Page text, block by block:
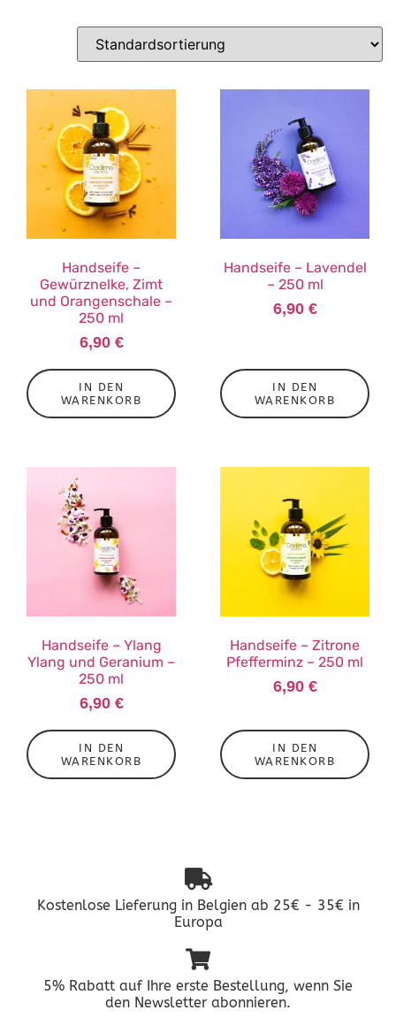
Handseife –
Gewürznelke, Zimt
und Orangenschale –
250 ml
6,90 €
IN DEN
WARENKORB
Handseife – Lavendel
– 250 ml
6,90 €
IN DEN
WARENKORB
Handseife – Ylang
Ylang und Geranium –
250 ml
6,90 €
IN DEN
WARENKORB
Handseife – Zitrone
Pfefferminz – 250 ml
6,90 €
IN DEN
WARENKORB
Kostenlose Lieferung in Belgien ab 25€ - 35€ in
Europa
5% Rabatt auf Ihre erste Bestellung, wenn Sie
den Newsletter abonnieren.